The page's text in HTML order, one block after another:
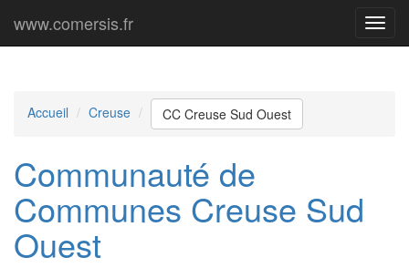
Menu
www.comersis.fr
Accueil Creuse CC Creuse Sud Ouest
Communauté de
Communes Creuse Sud
Ouest